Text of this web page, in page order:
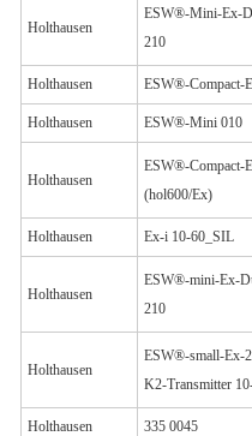
Holthausen
ESW®-Mini-Ex-
210
Holthausen ESW®-Compact-
Holthausen ESW®-Mini 010
Holthausen
ESW®-Compact-
(hol600/Ex)
Holthausen Ex-i 10-60_SIL
Holthausen
ESW®-mini-Ex-
210
Holthausen
ESW®-small-Ex-
K2-Transmitter
Holthausen 335 0045